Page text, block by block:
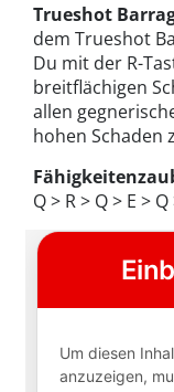
Trueshot
dem Trueshot
Du mit der R-
breitflächigen
allen
hohen Schaden
Q > R > Q > E >